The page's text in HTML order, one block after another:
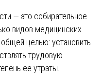
— это собирательное
видов медицинских
целью: установить
трудовую
ее утраты.